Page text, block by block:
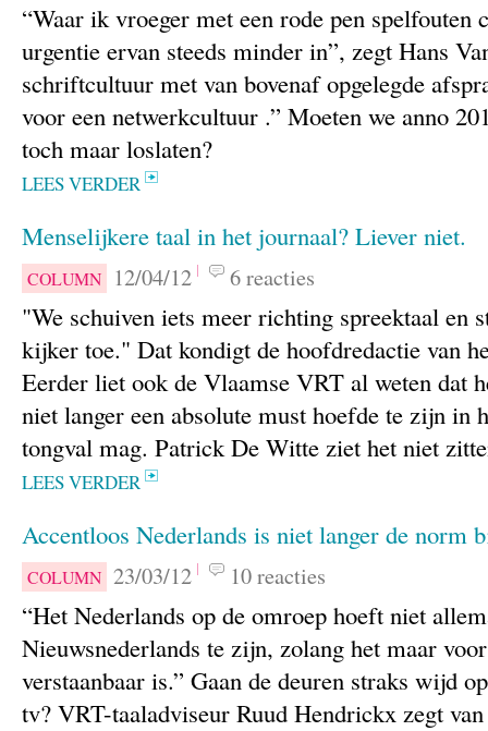
“Waar ik vroeger met een rode pen spelfouten
urgentie ervan steeds minder in”, zegt Hans
schriftcultuur met van bovenaf opgelegde
voor een netwerkcultuur .” Moeten we anno
toch maar loslaten?
LEES VERDER
Menselijkere taal in het journaal? Liever niet.
COLUMN 12/04/12 6 reacties
"We schuiven iets meer richting spreektaal en
kijker toe." Dat kondigt de hoofdredactie van
Eerder liet ook de Vlaamse VRT al weten dat
niet langer een absolute must hoefde te zijn in
tongval mag. Patrick De Witte ziet het niet
LEES VERDER
Accentloos Nederlands is niet langer de norm
COLUMN 23/03/12 10 reacties
“Het Nederlands op de omroep hoeft niet
Nieuwsnederlands te zijn, zolang het maar
verstaanbaar is.” Gaan de deuren straks wijd
tv? VRT-taaladviseur Ruud Hendrickx zegt